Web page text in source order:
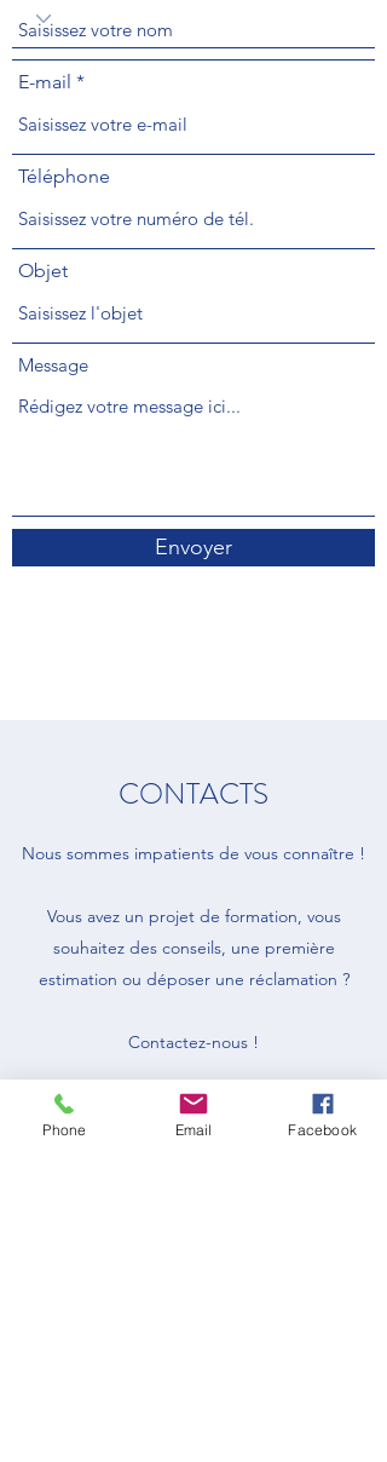
E-mail
Téléphone
Objet
Message
Envoyer
CONTACTS
Nous sommes impatients de vous connaître !
Vous avez un projet de formation, vous
souhaitez des conseils, une première
estimation ou déposer une réclamation ?
Contactez-nous !
Phone Email Facebook